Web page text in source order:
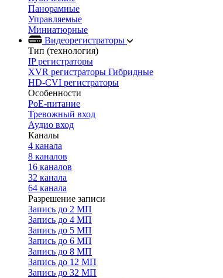
Панорамные
Управляемые
Миниатюрные
Видеорегистраторы
Тип (технология)
IP регистраторы
XVR регистраторы Гибридные
HD-CVI регистраторы
Особенности
PoE-питание
Тревожный вход
Аудио вход
Каналы
4 канала
8 каналов
16 каналов
32 канала
64 канала
Разрешение записи
Запись до 2 МП
Запись до 4 МП
Запись до 5 МП
Запись до 6 МП
Запись до 8 МП
Запись до 12 МП
Запись до 32 МП